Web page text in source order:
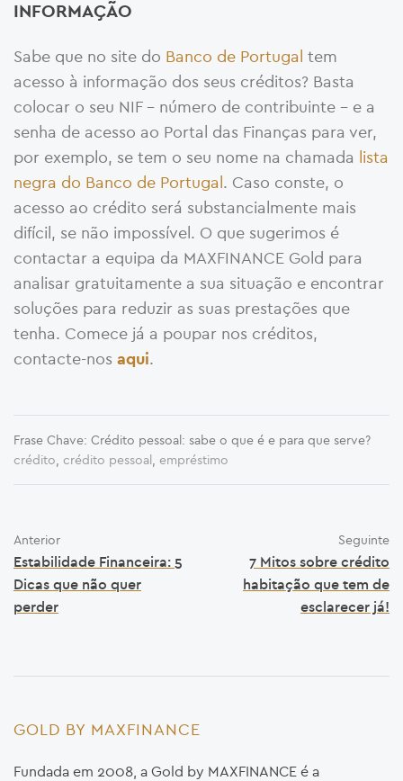
INFORMAÇÃO
Sabe que no site do Banco de Portugal tem
acesso à informação dos seus créditos? Basta
colocar o seu NIF – número de contribuinte – e a
senha de acesso ao Portal das Finanças para ver,
por exemplo, se tem o seu nome na chamada lista
negra do Banco de Portugal. Caso conste, o
acesso ao crédito será substancialmente mais
difícil, se não impossível. O que sugerimos é
contactar a equipa da MAXFINANCE Gold para
analisar gratuitamente a sua situação e encontrar
soluções para reduzir as suas prestações que
tenha. Comece já a poupar nos créditos,
contacte-nos aqui.
Frase Chave: Crédito pessoal: sabe o que é e para que serve?
crédito, crédito pessoal, empréstimo
Anterior
Estabilidade Financeira: 5
Dicas que não quer
perder
Seguinte
7 Mitos sobre crédito
habitação que tem de
esclarecer já!
GOLD BY MAXFINANCE
Fundada em 2008, a Gold by MAXFINANCE é a